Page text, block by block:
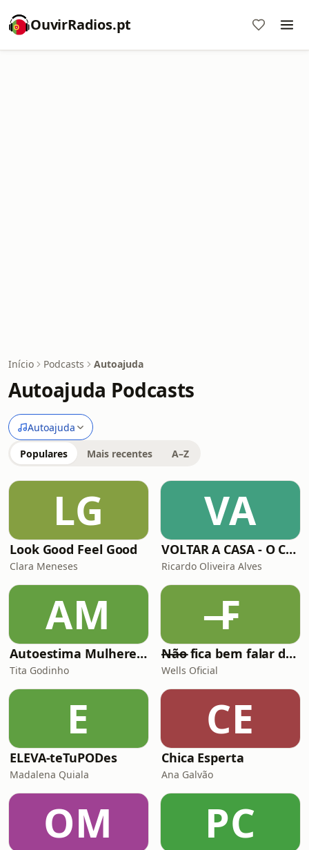
OuvirRadios.pt
Início Podcasts Autoajuda
Autoajuda Podcasts
Autoajuda
Populares Mais recentes A–Z
LG
Look Good Feel Good
Clara Meneses
VA
VOLTAR A CASA - O Caminho Interior
Ricardo Oliveira Alves
AM
Autoestima Mulheres 40 + Gestão Emocional, Amor-Próprio, Autoestima, Confiança, Limites
Tita Godinho
̶F
̶N̶ã̶o̶ fica bem falar de...
Wells Oficial
E
ELEVA-teTuPODes
Madalena Quiala
CE
Chica Esperta
Ana Galvão
OM PC